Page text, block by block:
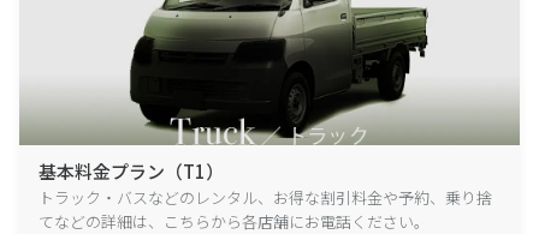
基本料金プラン（T1）
トラック・バスなどのレンタル、お得な割引料金や予約、乗り捨
てなどの詳細は、こちらから各店舗にお電話ください。